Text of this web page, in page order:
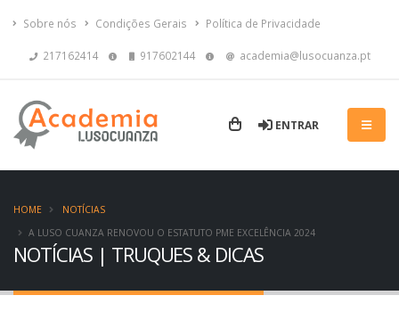
Sobre nós Condições Gerais Política de Privacidade
217162414 917602144 academia@lusocuanza.pt
ENTRAR
NOTÍCIAS | TRUQUES & DICAS
HOME
NOTÍCIAS
A LUSO CUANZA RENOVOU O ESTATUTO PME EXCELÊNCIA 2024